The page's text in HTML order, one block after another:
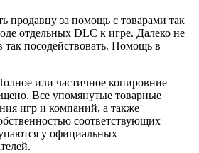
продавцу за помощь с товарами так
отдельных DLC к игре. Далеко не
посодействовать. Помощь в
или частичное копировние
Все упомянутые товарные
игр и компаний, а также
соответствующих
у официальных